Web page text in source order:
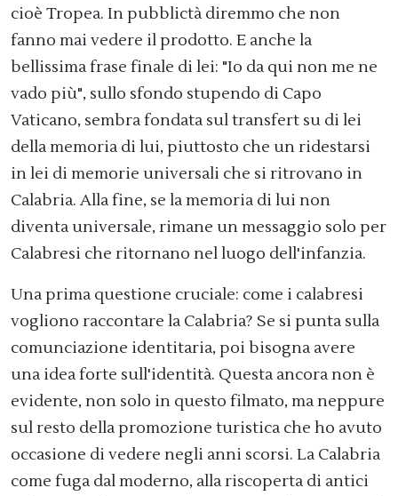
cioè Tropea. In pubblictà diremmo che non
fanno mai vedere il prodotto. E anche la
bellissima frase finale di lei: "Io da qui non me ne
vado più", sullo sfondo stupendo di Capo
Vaticano, sembra fondata sul transfert su di lei
della memoria di lui, piuttosto che un ridestarsi
in lei di memorie universali che si ritrovano in
Calabria. Alla fine, se la memoria di lui non
diventa universale, rimane un messaggio solo per
Calabresi che ritornano nel luogo dell'infanzia.
Una prima questione cruciale: come i calabresi
vogliono raccontare la Calabria? Se si punta sulla
comunciazione identitaria, poi bisogna avere
una idea forte sull'identità. Questa ancora non è
evidente, non solo in questo filmato, ma neppure
sul resto della promozione turistica che ho avuto
occasione di vedere negli anni scorsi. La Calabria
come fuga dal moderno, alla riscoperta di antici